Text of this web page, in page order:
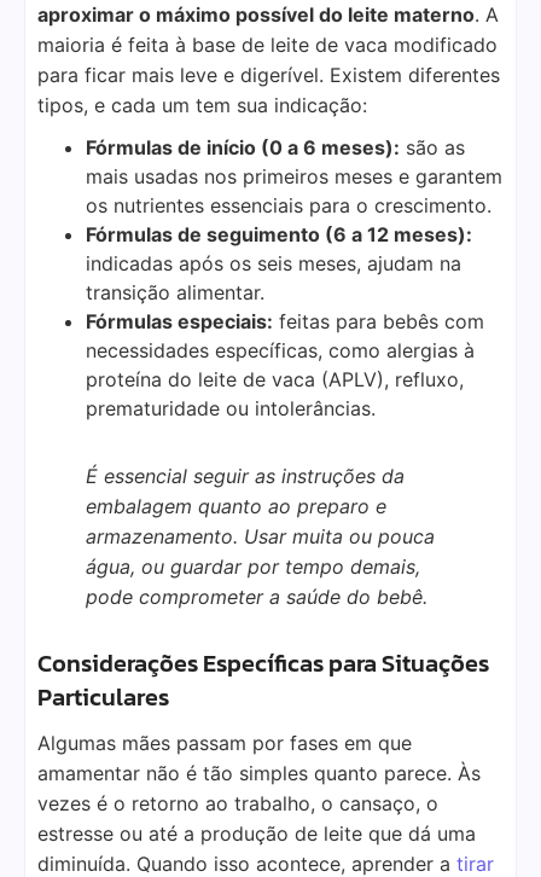
aproximar o máximo possível do leite materno. A
maioria é feita à base de leite de vaca modificado
para ficar mais leve e digerível. Existem diferentes
tipos, e cada um tem sua indicação:
Fórmulas de início (0 a 6 meses): são as
mais usadas nos primeiros meses e garantem
os nutrientes essenciais para o crescimento.
Fórmulas de seguimento (6 a 12 meses):
indicadas após os seis meses, ajudam na
transição alimentar.
Fórmulas especiais: feitas para bebês com
necessidades específicas, como alergias à
proteína do leite de vaca (APLV), refluxo,
prematuridade ou intolerâncias.
É essencial seguir as instruções da
embalagem quanto ao preparo e
armazenamento. Usar muita ou pouca
água, ou guardar por tempo demais,
pode comprometer a saúde do bebê.
Considerações Específicas para Situações
Particulares
Algumas mães passam por fases em que
amamentar não é tão simples quanto parece. Às
vezes é o retorno ao trabalho, o cansaço, o
estresse ou até a produção de leite que dá uma
diminuída. Quando isso acontece, aprender a tirar